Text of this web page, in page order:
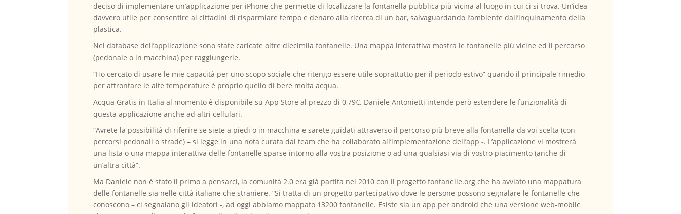
deciso di implementare un’applicazione per iPhone che permette di localizzare la fontanella pubblica più vicina al luogo in cui ci si trova. Un’idea
davvero utile per consentire ai cittadini di risparmiare tempo e denaro alla ricerca di un bar, salvaguardando l’ambiente dall’inquinamento della
plastica.
Nel database dell’applicazione sono state caricate oltre diecimila fontanelle. Una mappa interattiva mostra le fontanelle più vicine ed il percorso
(pedonale o in macchina) per raggiungerle.
“Ho cercato di usare le mie capacità per uno scopo sociale che ritengo essere utile soprattutto per il periodo estivo” quando il principale rimedio
per affrontare le alte temperature è proprio quello di bere molta acqua.
Acqua Gratis in Italia al momento è disponibile su App Store al prezzo di 0,79€. Daniele Antonietti intende però estendere le funzionalità di
questa applicazione anche ad altri cellulari.
“Avrete la possibilità di riferire se siete a piedi o in macchina e sarete guidati attraverso il percorso più breve alla fontanella da voi scelta (con
percorsi pedonali o strade) – si legge in una nota curata dal team che ha collaborato all’implementazione dell’app -. L’applicazione vi mostrerà
una lista o una mappa interattiva delle fontanelle sparse intorno alla vostra posizione o ad una qualsiasi via di vostro piacimento (anche di
un’altra città”.
Ma Daniele non è stato il primo a pensarci, la comunità 2.0 era già partita nel 2010 con il progetto fontanelle.org che ha avviato una mappatura
delle fontanelle sia nelle città italiane che straniere. “Si tratta di un progetto partecipativo dove le persone possono segnalare le fontanelle che
conoscono – ci segnalano gli ideatori -, ad oggi abbiamo mappato 13200 fontanelle. Esiste sia un app per android che una versione web-mobile